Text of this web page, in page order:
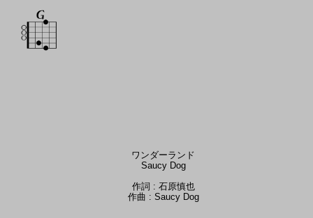
ワンダーランド
Saucy Dog
作詞 : 石原慎也
作曲 : Saucy Dog